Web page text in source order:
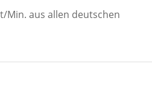
Min. aus allen deutschen